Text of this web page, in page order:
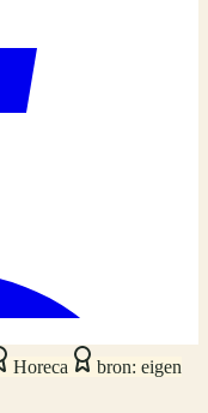
Horeca
bron: eigen